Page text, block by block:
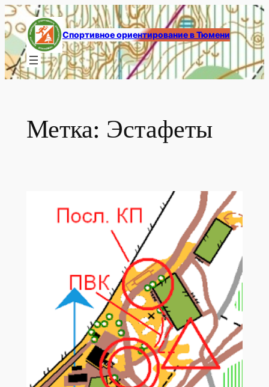
Перейти
к
содержимому
Спортивное ориентирование в Тюмени
Метка: Эстафеты